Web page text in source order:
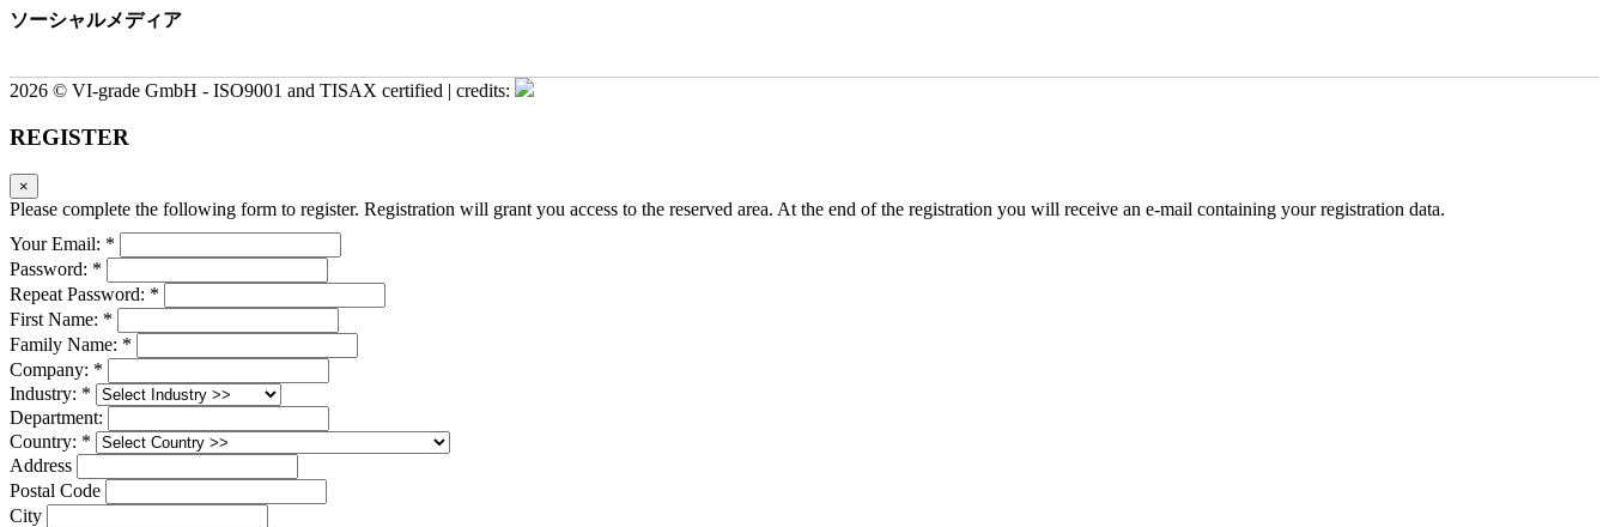
ソーシャルメディア
2026 © VI-grade GmbH - ISO9001 and TISAX certified | credits:
REGISTER
×
Please complete the following form to register. Registration will grant you access to the reserved area. At the end of the registration you will receive an e-mail containing your registration data.
Your Email: *
Password: *
Repeat Password: *
First Name: *
Family Name: *
Company: *
Industry: *
Department:
Country: *
Address
Postal Code
City